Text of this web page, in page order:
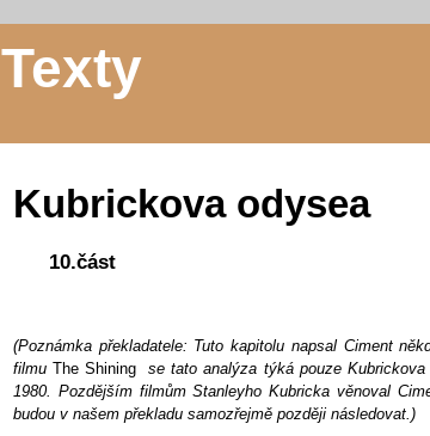
Texty
Kubrickova odysea
10.část
(Poznámka překladatele: Tuto kapitolu napsal Ciment
filmuThe Shining se tato analýza týká pouze
1980. Pozdějším filmům Stanleyho Kubricka věnoval
budou v našem překladu samozřejmě později následovat.)